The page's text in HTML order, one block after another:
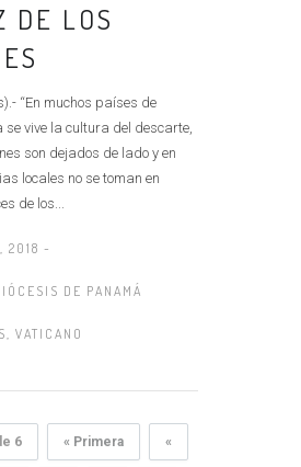
DE LOS
“En muchos países de
se vive la cultura del descarte,
son dejados de lado y en
locales no se toman en
de los...
2018 -
DE PANAMÁ
, VATICANO
6 « Primera «